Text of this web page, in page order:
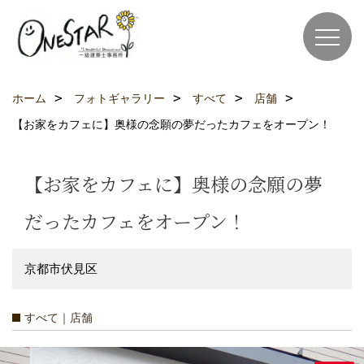
ホーム フォトギャラリー すべて
店舗
【お家をカフェに】奥様の念願の夢だったカフェをオープン！
【お家をカフェに】奥様の念願の夢
だったカフェをオープン！
京都市伏見区
すべて｜店舗